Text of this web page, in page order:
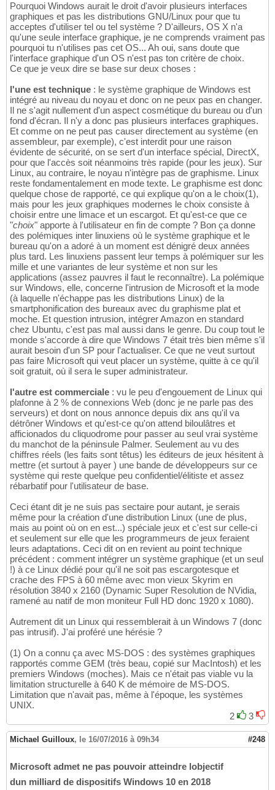
Pourquoi Windows aurait le droit d'avoir plusieurs interfaces
graphiques et pas les distributions GNU/Linux pour que tu
acceptes d'utiliser tel ou tel système ? D'ailleurs, OS X n'a
qu'une seule interface graphique, je ne comprends vraiment pas
pourquoi tu n'utilises pas cet OS... Ah oui, sans doute que
l'interface graphique d'un OS n'est pas ton critère de choix.
Ce que je veux dire se base sur deux choses :
l'une est technique : le système graphique de Windows est
intégré au niveau du noyau et donc on ne peux pas en changer.
Il ne s'agit nullement d'un aspect cosmétique du bureau ou d'un
fond d'écran. Il n'y a donc pas plusieurs interfaces graphiques.
Et comme on ne peut pas causer directement au système (en
assembleur, par exemple), c'est interdit pour une raison
évidente de sécurité, on se sert d'un interface spécial, DirectX,
pour que l'accès soit néanmoins très rapide (pour les jeux). Sur
Linux, au contraire, le noyau n'intègre pas de graphisme. Linux
reste fondamentalement en mode texte. Le graphisme est donc
quelque chose de rapporté, ce qui explique qu'on a le choix(1),
mais pour les jeux graphiques modernes le choix consiste à
choisir entre une limace et un escargot. Et qu'est-ce que ce
"choix" apporte à l'utilisateur en fin de compte ? Bon ça donne
des polémiques inter linuxiens où le système graphique et le
bureau qu'on a adoré à un moment est dénigré deux années
plus tard. Les linuxiens passent leur temps à polémiquer sur les
mille et une variantes de leur système et non sur les
applications (assez pauvres il faut le reconnaître). La polémique
sur Windows, elle, concerne l'intrusion de Microsoft et la mode
(à laquelle n'échappe pas les distributions Linux) de la
smartphonification des bureaux avec du graphisme plat et
moche. Et question intrusion, intégrer Amazon en standard
chez Ubuntu, c'est pas mal aussi dans le genre. Du coup tout le
monde s'accorde à dire que Windows 7 était très bien même s'il
aurait besoin d'un SP pour l'actualiser. Ce que ne veut surtout
pas faire Microsoft qui veut placer un système, quitte à ce qu'il
soit gratuit, où il sera le super administrateur.
l'autre est commerciale : vu le peu d'engouement de Linux qui
plafonne à 2 % de connexions Web (donc je ne parle pas des
serveurs) et dont on nous annonce depuis dix ans qu'il va
détrôner Windows et qu'est-ce qu'on attend biloulâtres et
afficionados du cliquodrome pour passer au seul vrai système
du manchot de la péninsule Palmer. Seulement au vu des
chiffres réels (les faits sont têtus) les éditeurs de jeux hésitent à
mettre (et surtout à payer ) une bande de développeurs sur ce
système qui reste quelque peu confidentiel/élitiste et assez
rébarbatif pour l'utilisateur de base.
Ceci étant dit je ne suis pas sectaire pour autant, je serais
même pour la création d'une distribution Linux (une de plus,
mais au point où on en est...) spéciale jeux et c'est sur celle-ci
et seulement sur elle que les programmeurs de jeux feraient
leurs adaptations. Ceci dit on en revient au point technique
précédent : comment intégrer un système graphique (et un seul
!) à ce Linux dédié pour qu'il ne soit pas escargotesque et
crache des FPS à 60 même avec mon vieux Skyrim en
résolution 3840 x 2160 (Dynamic Super Resolution de NVidia,
ramené au natif de mon moniteur Full HD donc 1920 x 1080).
Autrement dit un Linux qui ressemblerait à un Windows 7 (donc
pas intrusif). J'ai proféré une hérésie ?
(1) On a connu ça avec MS-DOS : des systèmes graphiques
rapportés comme GEM (très beau, copié sur MacIntosh) et les
premiers Windows (moches). Mais ce n'était pas viable vu la
limitation structurelle à 640 K de mémoire de MS-DOS.
Limitation que n'avait pas, même à l'époque, les systèmes
UNIX.
2
3
Michael Guilloux, le 16/07/2016 à 09h34 #248
Microsoft admet ne pas pouvoir atteindre lobjectif
dun milliard de dispositifs Windows 10 en 2018